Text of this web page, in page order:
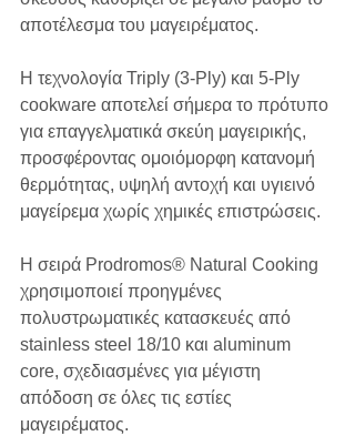
αποτέλεσμα του μαγειρέματος.
Η τεχνολογία Triply (3-Ply) και 5-Ply
cookware αποτελεί σήμερα το πρότυπο
για επαγγελματικά σκεύη μαγειρικής,
προσφέροντας ομοιόμορφη κατανομή
θερμότητας, υψηλή αντοχή και υγιεινό
μαγείρεμα χωρίς χημικές επιστρώσεις.
Η σειρά Prodromos® Natural Cooking
χρησιμοποιεί προηγμένες
πολυστρωματικές κατασκευές από
stainless steel 18/10 και aluminum
core, σχεδιασμένες για μέγιστη
απόδοση σε όλες τις εστίες
μαγειρέματος.